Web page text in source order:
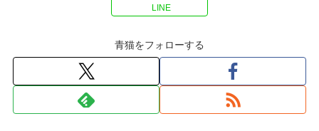
LINE
青猫をフォローする